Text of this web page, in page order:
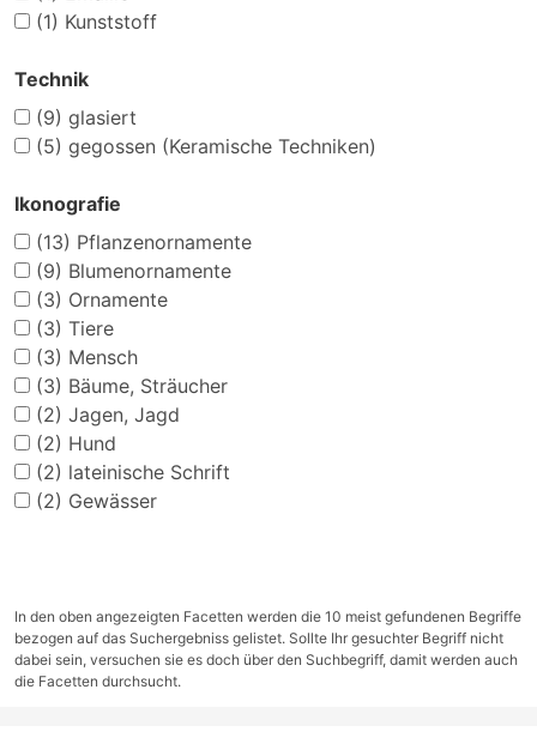
(1) Kunststoff
Technik
(9) glasiert
(5) gegossen (Keramische Techniken)
Ikonografie
(13) Pflanzenornamente
(9) Blumenornamente
(3) Ornamente
(3) Tiere
(3) Mensch
(3) Bäume, Sträucher
(2) Jagen, Jagd
(2) Hund
(2) lateinische Schrift
(2) Gewässer
In den oben angezeigten Facetten werden die 10 meist gefundenen Begriffe
bezogen auf das Suchergebniss gelistet. Sollte Ihr gesuchter Begriff nicht
dabei sein, versuchen sie es doch über den Suchbegriff, damit werden auch
die Facetten durchsucht.